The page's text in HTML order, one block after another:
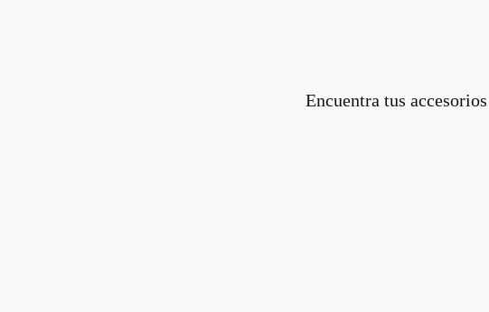
Encuentra tus